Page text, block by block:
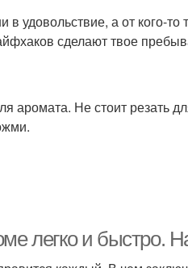
удовольствие, а от кого-то
сделают твое
аромата. Не стоит резать
легко и быстро.